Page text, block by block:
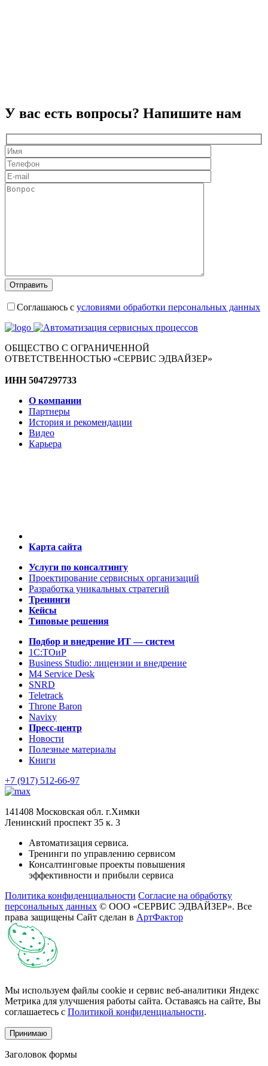
У вас есть вопросы? Напишите нам
Соглашаюсь с условиями обработки персональных данных
ОБЩЕСТВО С ОГРАНИЧЕННОЙ
ОТВЕТСТВЕННОСТЬЮ «СЕРВИС ЭДВАЙЗЕР»
ИНН 5047297733
О компании
Партнеры
История и рекомендации
Видео
Карьера
Карта сайта
Услуги по консалтингу
Проектирование сервисных организаций
Разработка уникальных стратегий
Тренинги
Кейсы
Типовые решения
Подбор и внедрение ИТ — систем
1C:ТОиР
Business Studio: лицензии и внедрение
M4 Service Desk
SNRD
Teletrack
Throne Baron
Navixy
Пресс-центр
Новости
Полезные материалы
Книги
+7 (917) 512-66-97
141408 Московская обл. г.Химки
Ленинский проспект 35 к. 3
Автоматизация сервиса.
Тренинги по управлению сервисом
Консалтинговые проекты повышения
эффективности и прибыли сервиса
Политика конфиденциальности Согласие на обработку
персональных данных © ООО «СЕРВИС ЭДВАЙЗЕР». Все
права защищены Сайт сделан в АртФактор
Мы используем файлы cookie и сервис веб-аналитики Яндекс
Метрика для улучшения работы сайта. Оставаясь на сайте, Вы
соглашаетесь с Политикой конфиденциальности.
Принимаю
Заголовок формы